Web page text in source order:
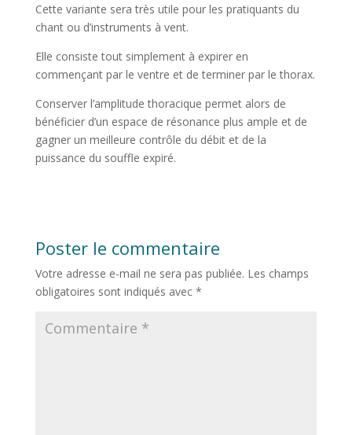
Cette variante sera très utile pour les pratiquants du
chant ou d’instruments à vent.
Elle consiste tout simplement à expirer en
commençant par le ventre et de terminer par le thorax.
Conserver l’amplitude thoracique permet alors de
bénéficier d’un espace de résonance plus ample et de
gagner un meilleure contrôle du débit et de la
puissance du souffle expiré.
Poster le commentaire
Votre adresse e-mail ne sera pas publiée. Les champs
obligatoires sont indiqués avec *